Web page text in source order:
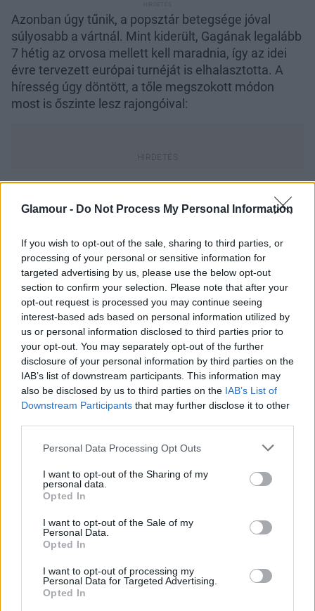
Glamour - Do Not Process My Personal Information
If you wish to opt-out of the sale, sharing to third parties, or
processing of your personal or sensitive information for
targeted advertising by us, please use the below opt-out
section to confirm your selection. Please note that after your
opt-out request is processed you may continue seeing
interest-based ads based on personal information utilized by
us or personal information disclosed to third parties prior to
your opt-out. You may separately opt-out of the further
disclosure of your personal information by third parties on the
IAB’s list of downstream participants. This information may
also be disclosed by us to third parties on the IAB’s List of
Downstream Participants that may further disclose it to other
Please note that this website/app uses one or more Google
not limited to your visit or usage behaviour. You may click to
grant or deny consent to Google and its third-party tags to
use your data for below specified purposes in below Google
consent section.
Personal Data Processing Opt Outs
I want to opt-out of the Sharing of my
personal data.
Opted In
I want to opt-out of the Sale of my
Personal Data.
Opted In
I want to opt-out of processing my
Personal Data for Targeted Advertising.
Opted In
Azonban úgy tűnik, a popsztár betegsége jóval
súlyosabb a vártnál. Mint kiderült, Gagának legalább
7 hétig az orvosa mellett kell maradnia, így az idei
évre tervezett európai turnéját is elhalasztotta. A
híresség úgy döntött, a tőle megszokott módon
most is őszinte lesz rajongóival:
"Mindig őszinte voltam az egészségemet és lelki
dolgoztam rajta, hogy leküzdjem őket. (...) Nagyon
várom, hogy újra turnézhassak, de most az
orvosaimmal kell lennem, hogy a következő 60
évben erős legyek és zenélhessek nektek."
Láttad már?Lady Gaga új dokumentumfilmje
hatalmas siker lett!
Gaga azt is hozzátette, hogy egyelőre nehéz bármit
is mondania a betegségről, de a későbbiekben
más emberek figyelmét is felhívni a különös kórra.
Emellett kifejtette, hogy valóban nagyon szenved, és
emiatt, hiszen minden erejével harcol a
gyógyulásért.
Olvastad már?Ezért igazi példakép Lady Gaga